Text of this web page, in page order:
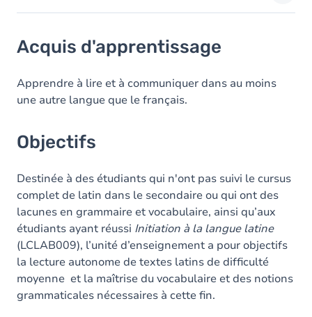
Objectifs
Contenu
Acquis d'apprentissage
Apprendre à lire et à communiquer dans au moins
une autre langue que le français.
Objectifs
Destinée à des étudiants qui n'ont pas suivi le cursus
complet de latin dans le secondaire ou qui ont des
lacunes en grammaire et vocabulaire, ainsi qu’aux
étudiants ayant réussi Initiation à la langue latine
(LCLAB009), l’unité d’enseignement a pour objectifs
la lecture autonome de textes latins de difficulté
moyenne et la maîtrise du vocabulaire et des notions
grammaticales nécessaires à cette fin.